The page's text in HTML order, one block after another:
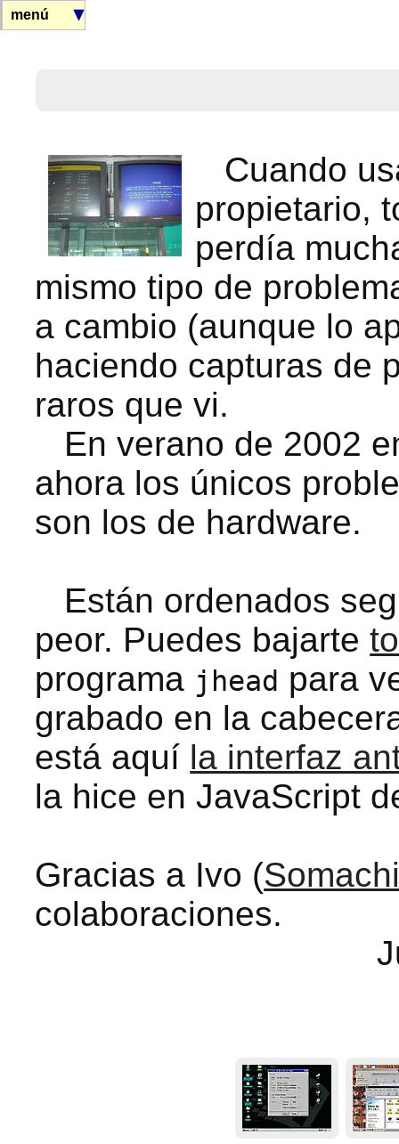
menú
Cuando
propietario,
perdía
mismo tipo de
a cambio (aunque lo
haciendo capturas de
raros que vi.
En verano de 2002
ahora los únicos
son los de hardware.
Están ordenados
peor. Puedes bajarte
programa jhead para
grabado en la
está aquí la interfaz
la hice en JavaScript
Gracias a Ivo (
colaboraciones.